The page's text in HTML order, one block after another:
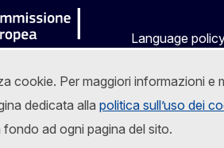
cookie. Per maggiori informazioni e
dedicata alla politica sull’uso dei
fondo ad ogni pagina del sito.
Language